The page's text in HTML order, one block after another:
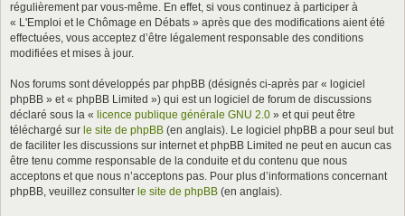
régulièrement par vous-même. En effet, si vous continuez à participer à
« L'Emploi et le Chômage en Débats » après que des modifications aient été
effectuées, vous acceptez d’être légalement responsable des conditions
modifiées et mises à jour.
Nos forums sont développés par phpBB (désignés ci-après par « logiciel
phpBB » et « phpBB Limited ») qui est un logiciel de forum de discussions
déclaré sous la « licence publique générale GNU 2.0 » et qui peut être
téléchargé sur le site de phpBB (en anglais). Le logiciel phpBB a pour seul but
de faciliter les discussions sur internet et phpBB Limited ne peut en aucun cas
être tenu comme responsable de la conduite et du contenu que nous
acceptons et que nous n’acceptons pas. Pour plus d’informations concernant
phpBB, veuillez consulter le site de phpBB (en anglais).